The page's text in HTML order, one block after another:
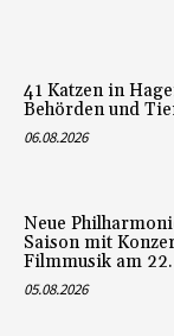
41 Katzen in
Behörden und
06.08.2026
Neue
Saison mit
Filmmusik am
05.08.2026